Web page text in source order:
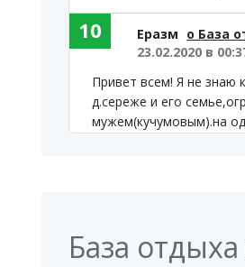
Еразм о База
23.02.2020 в
Привет всем! Я не знаю
д.сереже и его
мужем(кучумовым).на
10
20.09.2019 в
База